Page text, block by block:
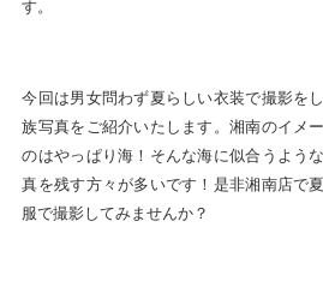
す。
今回は男女問わず夏らしい衣装で撮影を
族写真をご紹介いたします。湘南のイメ
のはやっぱり海！そんな海に似合うよう
真を残す方々が多いです！是非湘南店で
服で撮影してみませんか？